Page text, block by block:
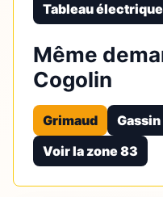
Tableau électrique
Même
Cogolin
Grimaud Gassin
Voir la zone 83